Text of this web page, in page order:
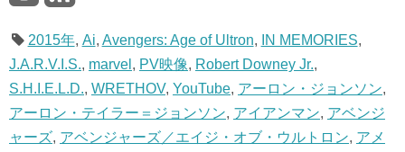
2015年, Ai, Avengers: Age of Ultron, IN MEMORIES,
J.A.R.V.I.S., marvel , PV映像, Robert Downey Jr.,
S.H.I.E.L.D., WRETHOV, YouTube, アーロン・ジョンソン,
アーロン・テイラー＝ジョンソン, アイアンマン, アベンジ
ャーズ, アベンジャーズ／エイジ・オブ・ウルトロン, アメ